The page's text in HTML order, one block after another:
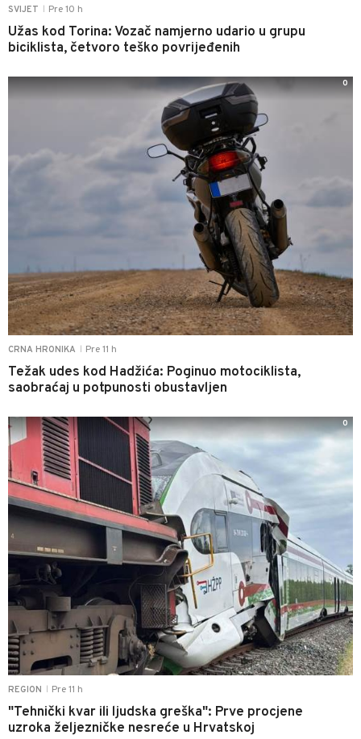
SVIJET Pre 10 h
Užas kod Torina: Vozač namjerno udario u grupu
biciklista, četvoro teško povrijeđenih
CRNA HRONIKA Pre 11 h
Težak udes kod Hadžića: Poginuo motociklista,
saobraćaj u potpunosti obustavljen
0
REGION Pre 11 h
"Tehnički kvar ili ljudska greška": Prve procjene
uzroka željezničke nesreće u Hrvatskoj
0